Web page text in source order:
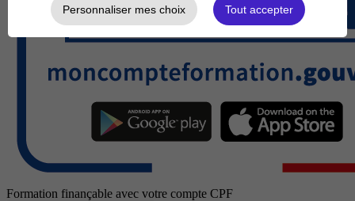
Formation finançable avec votre compte CPF
Personnaliser mes choix Tout accepter